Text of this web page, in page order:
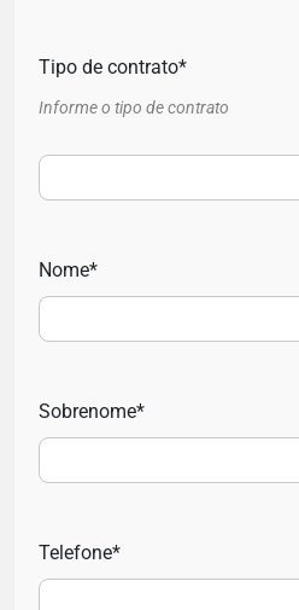
Tipo de contrato*
Informe o tipo de contrato
Nome*
Sobrenome*
Telefone*